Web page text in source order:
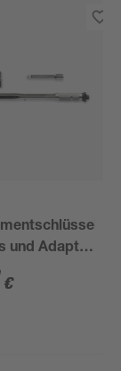
und Adapter
€